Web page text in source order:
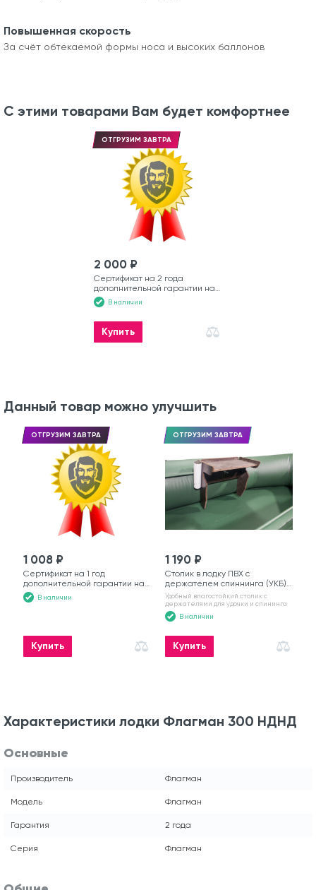
Повышенная скорость
За счёт обтекаемой формы носа и высоких баллонов
С этими товарами Вам будет комфортнее
ОТГРУЗИМ ЗАВТРА
2 000 ₽
Сертификат на 2 года
дополнительной гарантии на
лодкуВ наличии
Купить
Данный товар можно улучшить
ОТГРУЗИМ ЗАВТРА
1 008 ₽
Сертификат на 1 год
дополнительной гарантии на
моторную лодку
В наличии
Купить
ОТГРУЗИМ ЗАВТРА
1 190 ₽
Столик в лодку ПВХ с
держателем спиннинга (УКБ)
№6
Удобный влагостойкий столик с
держателями для удочки и спининга
В наличии
Купить
Характеристики лодки Флагман 300 НДНД
Основные
Производитель Флагман
Модель Флагман
Гарантия 2 года
Серия Флагман